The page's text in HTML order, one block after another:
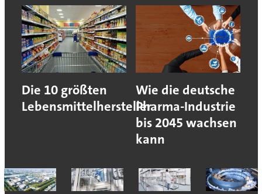
Die 10 größten
Lebensmittelhersteller
Wie die deutsche
Pharma-Industrie
bis 2045 wachsen
kann